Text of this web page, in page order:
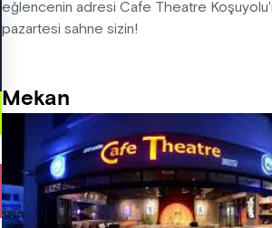
eğlencenin adresi Cafe Theatre
pazartesi sahne sizin!
Mekan